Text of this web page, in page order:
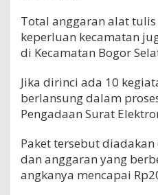
Total anggaran alat
keperluan kecamatan
di Kecamatan Bogor
Jika dirinci ada 10
berlansung dalam
Pengadaan Surat
Paket tersebut
dan anggaran yang
angkanya mencapai